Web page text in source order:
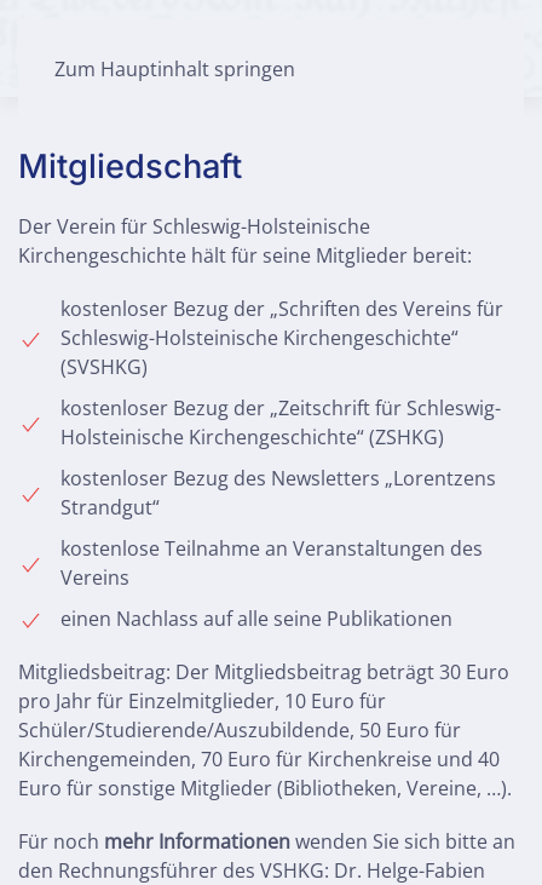
Zum Hauptinhalt springen
Mitgliedschaft
Der Verein für Schleswig-Holsteinische
Kirchengeschichte hält für seine Mitglieder bereit:
kostenloser Bezug der „Schriften des Vereins für
Schleswig-Holsteinische Kirchengeschichte“
(SVSHKG)
kostenloser Bezug der „Zeitschrift für Schleswig-
Holsteinische Kirchengeschichte“ (ZSHKG)
kostenloser Bezug des Newsletters „Lorentzens
Strandgut“
kostenlose Teilnahme an Veranstaltungen des
Vereins
einen Nachlass auf alle seine Publikationen
Mitgliedsbeitrag: Der Mitgliedsbeitrag beträgt 30 Euro
pro Jahr für Einzelmitglieder, 10 Euro für
Schüler/Studierende/Auszubildende, 50 Euro für
Kirchengemeinden, 70 Euro für Kirchenkreise und 40
Euro für sonstige Mitglieder (Bibliotheken, Vereine, …).
Für noch mehr Informationenwenden Sie sich bitte an
den Rechnungsführer des VSHKG: Dr. Helge-Fabien